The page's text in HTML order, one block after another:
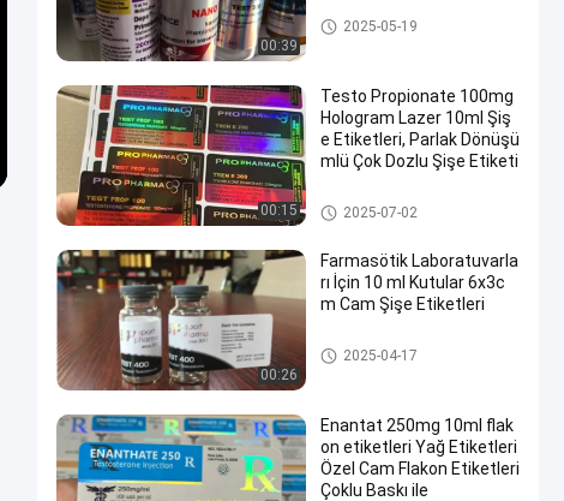
00:39
10 mL Flakon Etiketleri
2025-05-19
00:15
Testo Propionate 100mg
Hologram Lazer 10ml Şiş
e Etiketleri, Parlak Dönüşü
mlü Çok Dozlu Şişe Etiketi
Cam Flakon Etiketleri
2025-07-02
00:26
Farmasötik Laboratuvarla
rı İçin 10 ml Kutular 6x3c
m Cam Şişe Etiketleri
Cam Flakon Etiketleri
2025-04-17
Enantat 250mg 10ml flak
on etiketleri Yağ Etiketleri
Özel Cam Flakon Etiketleri
Çoklu Baskı ile